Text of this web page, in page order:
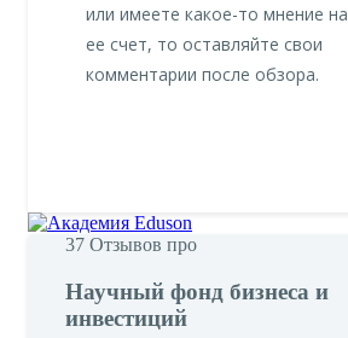
или имеете какое-то мнение на
ее счет, то оставляйте свои
комментарии после обзора.
37 Отзывов про
Научный фонд бизнеса и
инвестиций